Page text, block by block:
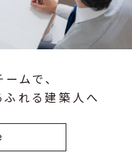
ムで、
れる建築人へ